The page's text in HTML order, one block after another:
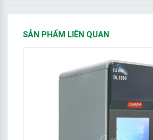
SẢN PHẨM LIÊN QUAN